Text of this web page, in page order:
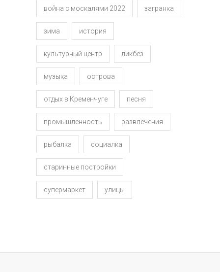
война с москалями 2022 загранка
зима история
культурный центр ликбез
музыка острова
отдых в Кременчуге песня
промышленность развлечения
рыбалка социалка
старинные постройки
супермаркет улицы